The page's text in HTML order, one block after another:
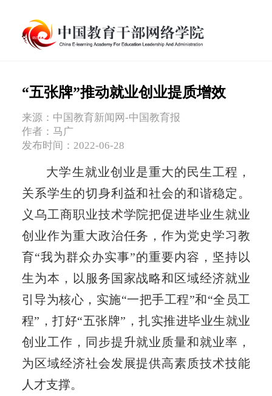
“五张牌”推动就业创业提质增效
来源：中国教育新闻网-中国教育报
作者：马广
发布时间：2022-06-28
大学生就业创业是重大的民生工程，
关系学生的切身利益和社会的和谐稳定。
义乌工商职业技术学院把促进毕业生就业
创业作为重大政治任务，作为党史学习教
育“我为群众办实事”的重要内容，坚持以
生为本，以服务国家战略和区域经济就业
引导为核心，实施“一把手工程”和“全员工
程”，打好“五张牌”，扎实推进毕业生就业
创业工作，同步提升就业质量和就业率，
为区域经济社会发展提供高素质技术技能
人才支撑。